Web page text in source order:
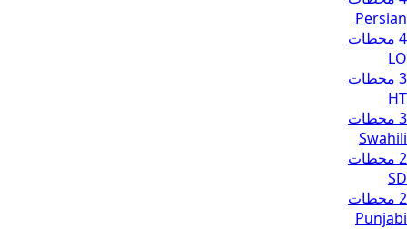
Persian
4 محطات
LO
3 محطات
HT
3 محطات
Swahili
2 محطات
SD
2 محطات
Punjabi